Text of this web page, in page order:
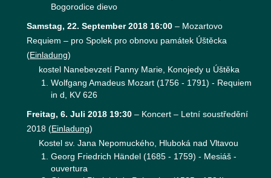
Bogorodice dievo
Samstag, 22. September 2018 16:00 – Mozartovo
Requiem – pro Spolek pro obnovu památek Úštěcka
(Einladung)
kostel Nanebevzetí Panny Marie, Konojedy u Úštěka
Wolfgang Amadeus Mozart (1756 - 1791) - Requiem
in d, KV 626
Freitag, 6. Juli 2018 19:30 – Koncert – Letní soustředění
2018 (Einladung)
Kostel sv. Jana Nepomuckého, Hluboká nad Vltavou
Georg Friedrich Händel (1685 - 1759) - Mesiáš -
ouvertura